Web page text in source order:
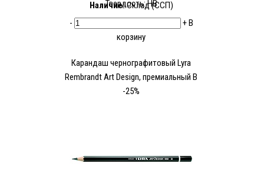
Твердость: HB
Наличие:Склад (ССП)
-
+В
корзину
Карандаш чернографитовый Lyra
Rembrandt Art Design, премиальный B
-25%